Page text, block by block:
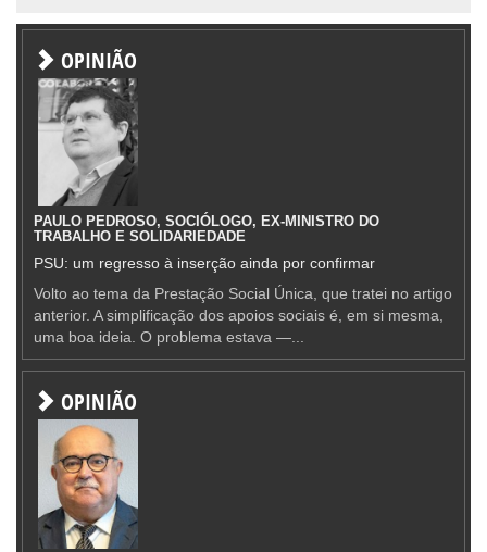
OPINIÃO
PAULO PEDROSO, SOCIÓLOGO, EX-MINISTRO DO
TRABALHO E SOLIDARIEDADE
PSU: um regresso à inserção ainda por confirmar
Volto ao tema da Prestação Social Única, que tratei no artigo
anterior. A simplificação dos apoios sociais é, em si mesma,
uma boa ideia. O problema estava —...
OPINIÃO